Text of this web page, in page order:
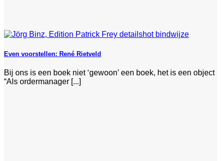
Even voorstellen: René Rietveld
Bij ons is een boek niet ‘gewoon’ een boek, het is een object
“Als ordermanager [...]